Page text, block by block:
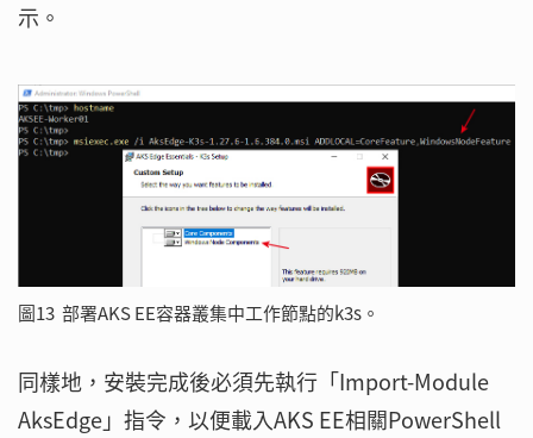
示。
圖13 部署AKS EE容器叢集中工作節點的k3s。
同樣地，安裝完成後必須先執行「Import-Module
AksEdge」指令，以便載入AKS EE相關PowerShell